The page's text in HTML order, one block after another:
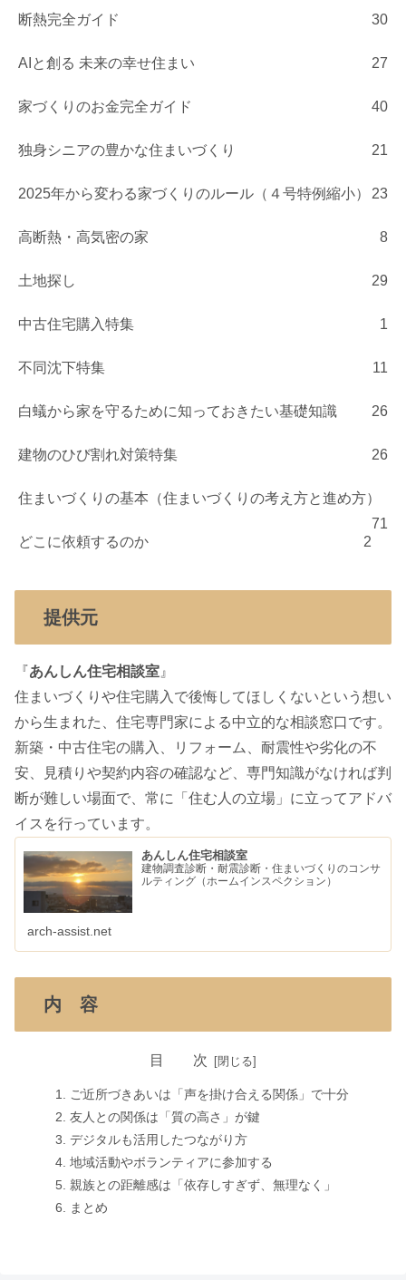
断熱完全ガイド 30
AIと創る 未来の幸せ住まい 27
家づくりのお金完全ガイド 40
独身シニアの豊かな住まいづくり 21
2025年から変わる家づくりのルール（４号特例縮小） 23
高断熱・高気密の家 8
土地探し 29
中古住宅購入特集 1
不同沈下特集 11
白蟻から家を守るために知っておきたい基礎知識 26
建物のひび割れ対策特集 26
住まいづくりの基本（住まいづくりの考え方と進め方）
71
どこに依頼するのか
2
提供元
『あんしん住宅相談室 』
住まいづくりや住宅購入で後悔してほしくないという想い
から生まれた、住宅専門家による中立的な相談窓口です。
新築・中古住宅の購入、リフォーム、耐震性や劣化の不
安、見積りや契約内容の確認など、専門知識がなければ判
断が難しい場面で、常に「住む人の立場」に立ってアドバ
イスを行っています。
あんしん住宅相談室
建物調査診断・耐震診断・住まいづくりのコンサ
ルティング（ホームインスペクション）
arch-assist.net
内 容
目 次
ご近所づきあいは「声を掛け合える関係」で十分
友人との関係は「質の高さ」が鍵
デジタルも活用したつながり方
地域活動やボランティアに参加する
親族との距離感は「依存しすぎず、無理なく」
まとめ